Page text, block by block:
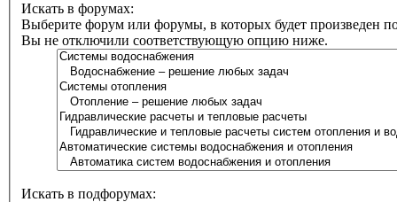
Искать в форумах:
Выберите форум или форумы, в которых будет произведен
Вы не отключили соответствующую опцию ниже.
Искать в подфорумах: